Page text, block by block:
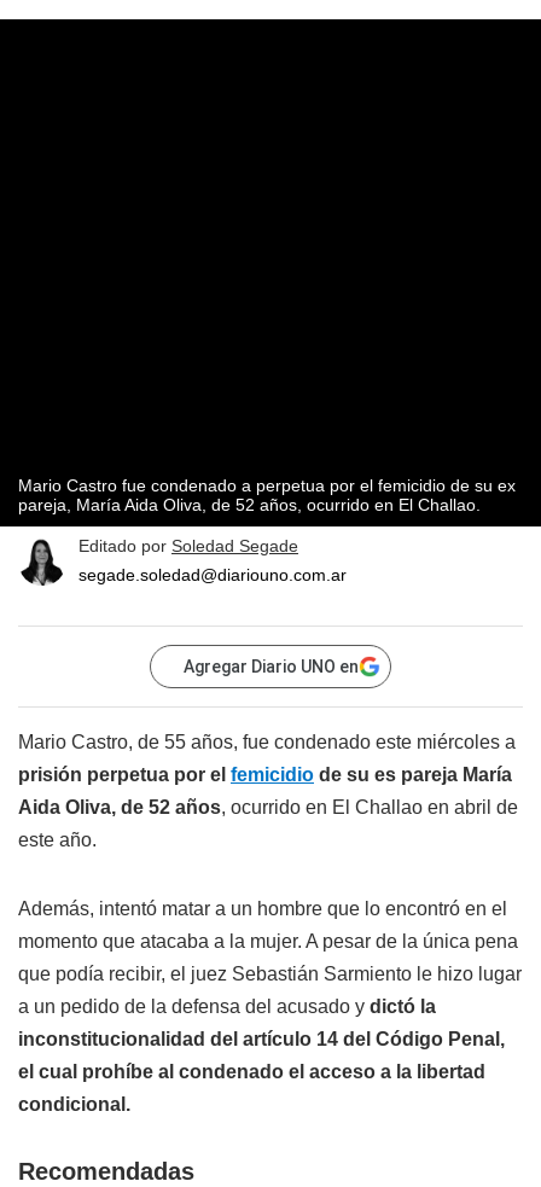
Mario Castro fue condenado a perpetua por el femicidio de su ex
pareja, María Aida Oliva, de 52 años, ocurrido en El Challao.
Editado por Soledad Segade
segade.soledad@diariouno.com.ar
Agregar Diario UNO en
Mario Castro, de 55 años, fue condenado este miércoles a
prisión perpetua por el femicidio de su es pareja María
Aida Oliva, de 52 años, ocurrido en El Challao en abril de
este año.
Además, intentó matar a un hombre que lo encontró en el
momento que atacaba a la mujer. A pesar de la única pena
que podía recibir, el juez Sebastián Sarmiento le hizo lugar
a un pedido de la defensa del acusado y dictó la
inconstitucionalidad del artículo 14 del Código Penal,
el cual prohíbe al condenado el acceso a la libertad
condicional.
Recomendadas